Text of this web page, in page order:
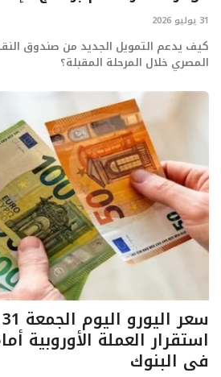
ايجبس
31 يوليو 2026
كيف يدعم التمويل الجديد من صندوق
المصري خلال المرحلة المقبلة؟
استقرار العملة الأوروبية
في البنوك